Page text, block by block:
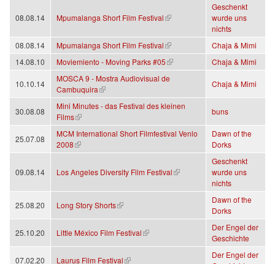
08.08.14 Mpumalanga Short Film Festival
(Link ist extern)
Geschenkt
wurde uns
nichts
08.08.14
Mpumalanga Short Film Festival
(Link ist extern)
Chaja & Mimi
14.08.10
Moviemiento - Moving Parks #05
(Link ist extern) Chaja & Mimi
10.10.14
MOSCA 9 - Mostra Audiovisual de
Cambuquira
(Link ist extern)
Chaja & Mimi
30.08.08
Mini Minutes - das Festival des kleinen
Films
(Link ist extern)
buns
25.07.08
MCM International Short Filmfestival Venlo
2008
(Link ist extern)
Dawn of the
Dorks
09.08.14 Los Angeles Diversity Film Festival
(Link ist extern)
Geschenkt
wurde uns
nichts
25.08.20 Long Story Shorts
(Link ist extern)
Dawn of the
Dorks
25.10.20 Little México Film Festival
(Link ist extern)
Der Engel der
Geschichte
07.02.20 Laurus Film Festival
(Link ist extern)
Der Engel der